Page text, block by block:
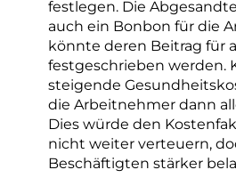
festlegen. Die
auch ein Bonbon für die
könnte deren Beitrag für
festgeschrieben werden.
steigende
die Arbeitnehmer dann
Dies würde den
nicht weiter verteuern,
Beschäftigten stärker